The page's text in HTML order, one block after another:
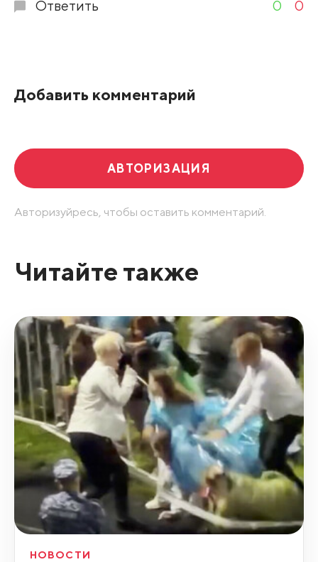
Ответить 0 0
Добавить комментарий
АВТОРИЗАЦИЯ
Авторизуйресь, чтобы оставить комментарий.
Читайте также
НОВОСТИ